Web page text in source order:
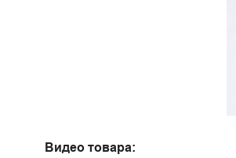
Видео товара: